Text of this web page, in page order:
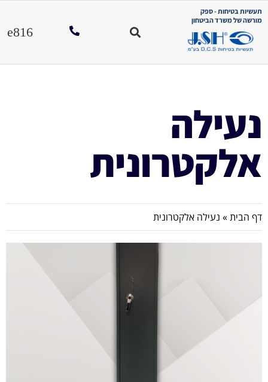
תעשיות בטיחות - ספק
מורשה של משרד הביטחון
נעילה
אלקטרונית
דף הבית» נעילה אלקטרונית